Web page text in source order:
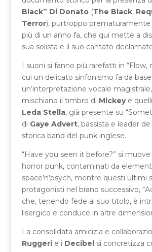
Black” Di Donato(The Black,
Terror), purtroppo
più di un anno fa, che qui mette a
sua solista e il suo cantato
I suoni si fanno più rarefatti in “Flow,
cui un delicato sinfonismo fa da
un’interpretazione vocale
mischiano il timbro di Mickeye
Leda Stella, già presente su
di Gaye Advert, bassista e leader de
storica band del punk inglese.
“Have you seen it before?” si
horror punk, contaminati da
space’n’psych, mentre questi ultimi
protagonisti nel brano successivo,
che, tenendo fede al suo titolo, è
lisergico e conduce in altre
La consolidata amicizia e
Ruggerie i Decibelsi concretizza